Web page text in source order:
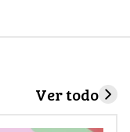
Ver todo